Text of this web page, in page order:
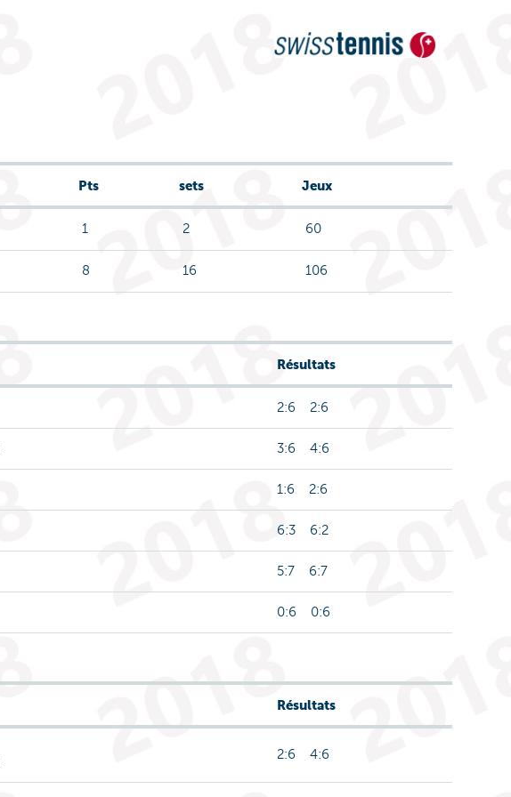
Pts sets Jeux
1 2 60
8 16 106
Résultats
2:6 2:6
3:6 4:6
1:6 2:6
6:3 6:2
5:7 6:7
0:6 0:6
Résultats
2:6 4:6